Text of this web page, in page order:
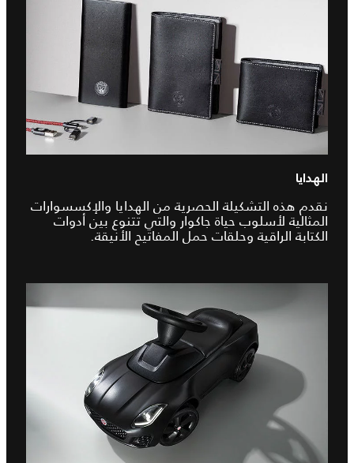
الهدايا
نقدم هذه التشكيلة الحصرية من الهدايا والإكسسوارات
المثالية لأسلوب حياة جاكوار والتي تتنوع بين أدوات
الكتابة الراقية وحلقات حمل المفاتيح الأنيقة.